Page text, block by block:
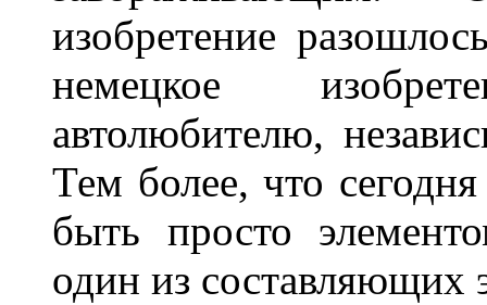
изобретение
немецкое
автолюбителю,
Тем более, что сегодня
быть просто
один из